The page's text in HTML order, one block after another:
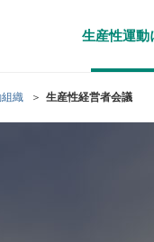
公益財団法人日本生産
生産性運動
経営コ
織 生産性経営者会議